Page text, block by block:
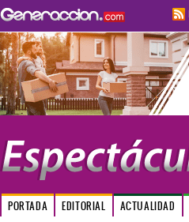
PORTADA EDITORIAL ACTUALIDAD